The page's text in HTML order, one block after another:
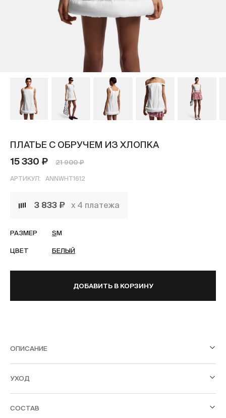
ПЛАТЬЕ С ОБРУЧЕМ ИЗ ХЛОПКА
15 330 ₽
21 900 ₽
АРТИКУЛ: ANNWHT1612
3 833 ₽ х 4 платежа
РАЗМЕР SM
ЦВЕТ БЕЛЫЙ
ДОБАВИТЬ В КОРЗИНУ
ОПИСАНИЕ
УХОД
СОСТАВ